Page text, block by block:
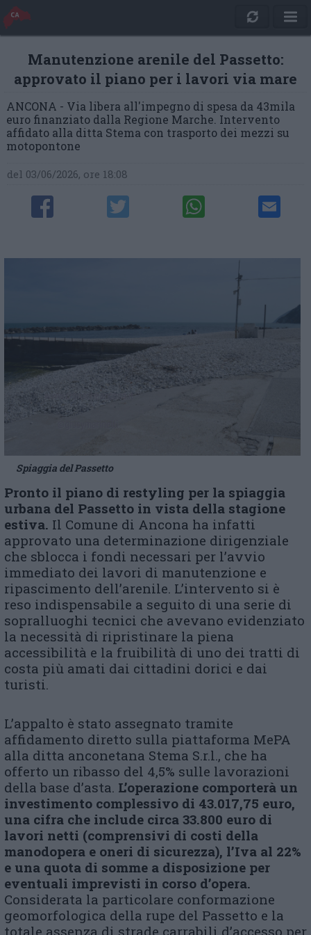
Manutenzione arenile del Passetto:
approvato il piano per i lavori via mare
ANCONA - Via libera all'impegno di spesa da 43mila
euro finanziato dalla Regione Marche. Intervento
affidato alla ditta Stema con trasporto dei mezzi su
motopontone
del 03/06/2026, ore 18:08
Spiaggia del Passetto
Pronto il piano di restyling per la spiaggia
urbana del Passetto in vista della stagione
estiva. Il Comune di Ancona ha infatti
approvato una determinazione dirigenziale
che sblocca i fondi necessari per l’avvio
immediato dei lavori di manutenzione e
ripascimento dell’arenile. L’intervento si è
reso indispensabile a seguito di una serie di
sopralluoghi tecnici che avevano evidenziato
la necessità di ripristinare la piena
accessibilità e la fruibilità di uno dei tratti di
costa più amati dai cittadini dorici e dai
turisti.
L’appalto è stato assegnato tramite
affidamento diretto sulla piattaforma MePA
alla ditta anconetana Stema S.r.l., che ha
offerto un ribasso del 4,5% sulle lavorazioni
della base d’asta. L’operazione comporterà un
investimento complessivo di 43.017,75 euro,
una cifra che include circa 33.800 euro di
lavori netti (comprensivi di costi della
manodopera e oneri di sicurezza), l’Iva al 22%
e una quota di somme a disposizione per
eventuali imprevisti in corso d’opera.
Considerata la particolare conformazione
geomorfologica della rupe del Passetto e la
totale assenza di strade carrabili d’accesso per